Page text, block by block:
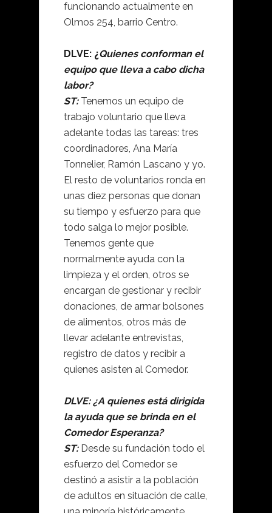
funcionando actualmente en
Olmos 254, barrio Centro.
DLVE: ¿Quienes conforman el
equipo que lleva a cabo dicha
labor?
ST: Tenemos un equipo de
trabajo voluntario que lleva
adelante todas las tareas: tres
coordinadores, Ana María
Tonnelier, Ramón Lascano y yo.
El resto de voluntarios ronda en
unas diez personas que donan
su tiempo y esfuerzo para que
todo salga lo mejor posible.
Tenemos gente que
normalmente ayuda con la
limpieza y el orden, otros se
encargan de gestionar y recibir
donaciones, de armar bolsones
de alimentos, otros más de
llevar adelante entrevistas,
registro de datos y recibir a
quienes asisten al Comedor.
DLVE: ¿A quienes está dirigida
la ayuda que se brinda en el
Comedor Esperanza?
ST: Desde su fundación todo el
esfuerzo del Comedor se
destinó a asistir a la población
de adultos en situación de calle,